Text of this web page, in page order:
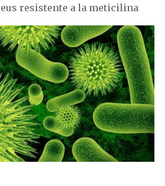
resistente a la meticilina